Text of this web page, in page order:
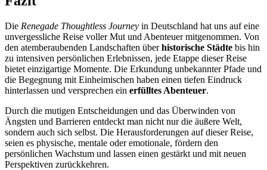
Die Renegade Thoughtless Journey in Deutschland hat uns auf eine
unvergessliche Reise voller Mut und Abenteuer mitgenommen. Von
den atemberaubenden Landschaften überhistorische Städte bis hin
zu intensiven persönlichen Erlebnissen, jede Etappe dieser Reise
bietet einzigartige Momente. Die Erkundung unbekannter Pfade und
die Begegnung mit Einheimischen haben einen tiefen Eindruck
hinterlassen und versprechen ein erfülltes Abenteuer.
Durch die mutigen Entscheidungen und das Überwinden von
Ängsten und Barrieren entdeckt man nicht nur die äußere Welt,
sondern auch sich selbst. Die Herausforderungen auf dieser Reise,
seien es physische, mentale oder emotionale, fördern den
persönlichen Wachstum und lassen einen gestärkt und mit neuen
Perspektiven zurückkehren.